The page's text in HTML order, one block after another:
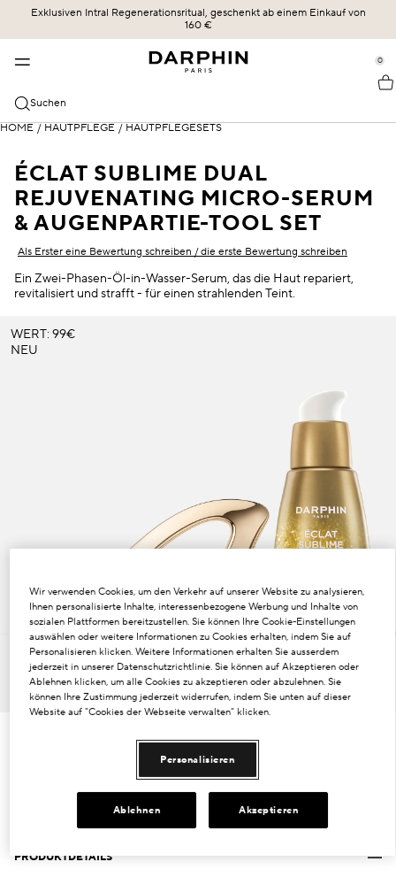
Exklusiven Intral Regenerationsritual, geschenkt ab einem Einkauf von
160 €
::elc_general.menu::
0
Suchen
Sidebar Navigation
BESTSELLER
BESTSELLER
HYDRASKIN
HAUTPFLEGE
ENTDECKEN
Hautpflegeroutine
KATEGORIEN
Alle Shoppen
Reiniger und Toner
Feuchtigkeitspflege mit SPF-Schutz
Öle
Feuchtigkeitsversorgung
Linien und Fältchen
Gemischte Haut
SPF-Schutz
KOLLEKTIONEN
ALLE SHOPPEN
Stimulskin Plus
Essential Oil Elixir
Exquisâge
Prédermine
ERBE
UNSERE GESCHICHTE
OLIVIA SZMIDT
DIE WISSENSCHAFT DER LIEFERUNG
HOME / HAUTPFLEGE / HAUTPFLEGESETS
ÉCLAT SUBLIME DUAL
REJUVENATING MICRO-SERUM
& AUGENPARTIE-TOOL SET
Als Erster eine Bewertung schreiben / die erste Bewertung schreiben
Ein Zwei-Phasen-Öl-in-Wasser-Serum, das die Haut repariert,
revitalisiert und strafft - für einen strahlenden Teint.
WERT: 99€
NEU
/Einheit
IN DEN WARENKORB LEGEN
PRODUKTDETAILS
Wir verwenden Cookies, um den Verkehr auf unserer Website zu analysieren,
Ihnen personalisierte Inhalte, interessenbezogene Werbung und Inhalte von
sozialen Plattformen bereitzustellen. Sie können Ihre Cookie-Einstellungen
auswählen oder weitere Informationen zu Cookies erhalten, indem Sie auf
Personalisieren klicken. Weitere Informationen erhalten Sie ausserdem
jederzeit in unserer Datenschutzrichtlinie. Sie können auf Akzeptieren oder
Ablehnen klicken, um alle Cookies zu akzeptieren oder abzulehnen. Sie
können Ihre Zustimmung jederzeit widerrufen, indem Sie unten auf dieser
Website auf "Cookies der Webseite verwalten" klicken.
Personalisieren
Ablehnen Akzeptieren